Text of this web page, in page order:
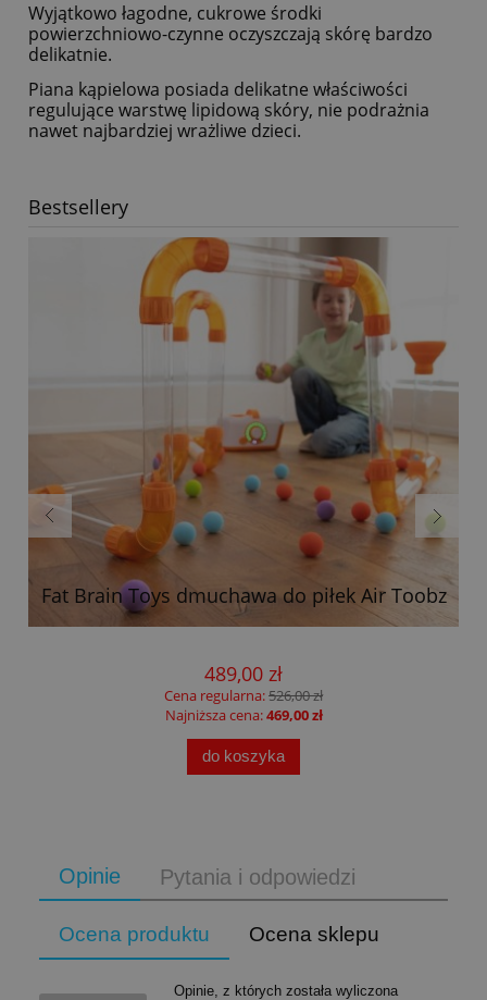
Wyjątkowo łagodne, cukrowe środki
powierzchniowo-czynne oczyszczają skórę bardzo
delikatnie.
Piana kąpielowa posiada delikatne właściwości
regulujące warstwę lipidową skóry, nie podrażnia
nawet najbardziej wrażliwe dzieci.
Bestsellery
Fat Brain Toys dmuchawa do piłek Air Toobz
489,00 zł
Cena regularna:526,00 zł
Najniższa cena:469,00 zł
do koszyka
Opinie Pytania i odpowiedzi
Ocena produktu Ocena sklepu
Opinie, z których została wyliczona